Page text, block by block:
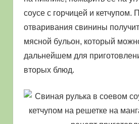
соусе с горчицей и кетчупом.
отваривания свинины
мясной бульон, который
дальнейшем для
вторых блюд.